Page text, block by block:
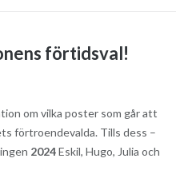
förtidsval!
om vilka poster som går att
förtroendevalda. Tills dess –
2024Eskil, Hugo, Julia och